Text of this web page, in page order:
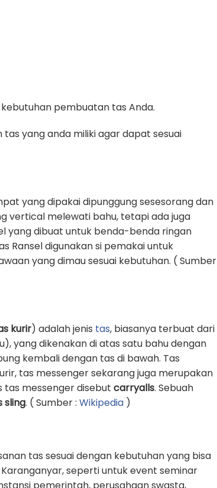
pembuatan tas Anda.
yang anda miliki agar dapat sesuai
yang dipakai dipunggung sesesorang dan
vertical melewati bahu, tetapi ada juga
yang dibuat untuk benda-benda ringan
Ransel digunakan si pemakai untuk
yang dimau sesuai kebutuhan. ( Sumber
kurir) adalah jenis tas, biasanya terbuat dari
yang dikenakan di atas satu bahu dengan
kembali dengan tas di bawah. Tas
tas messenger sekarang juga merupakan
tas messenger disebut carryalls. Sebuah
sling. ( Sumber : Wikipedia )
tas sesuai dengan kebutuhan yang bisa
seperti untuk event seminar